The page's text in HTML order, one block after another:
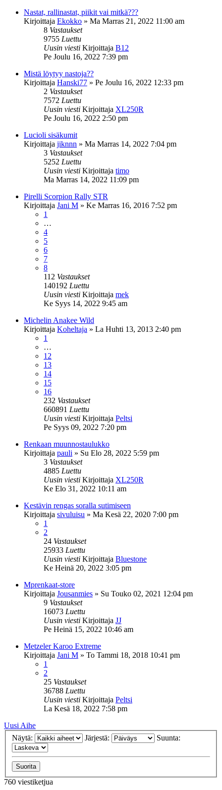
Nastat, rallinastat, piikit vai mitkä???
Kirjoittaja Ekokko » Ma Marras 21, 2022 11:00 am
8 Vastaukset
9755 Luettu
Uusin viesti Kirjoittaja B12
Pe Joulu 16, 2022 7:39 pm
Mistä löytyy nastoja??
Kirjoittaja Hanski77 » Pe Joulu 16, 2022 12:33 pm
2 Vastaukset
7572 Luettu
Uusin viesti Kirjoittaja XL250R
Pe Joulu 16, 2022 2:50 pm
Lucioli sisäkumit
Kirjoittaja jiknnn » Ma Marras 14, 2022 7:04 pm
3 Vastaukset
5252 Luettu
Uusin viesti Kirjoittaja timo
Ma Marras 14, 2022 11:09 pm
Pirelli Scorpion Rally STR
Kirjoittaja Jani M » Ke Marras 16, 2016 7:52 pm
1
…
4
5
6
7
8
112 Vastaukset
140192 Luettu
Uusin viesti Kirjoittaja mek
Ke Syys 14, 2022 9:45 am
Michelin Anakee Wild
Kirjoittaja Koheltaja » La Huhti 13, 2013 2:40 pm
1
…
12
13
14
15
16
232 Vastaukset
660891 Luettu
Uusin viesti Kirjoittaja Peltsi
Pe Syys 09, 2022 7:20 pm
Renkaan muunnostaulukko
Kirjoittaja pauli » Su Elo 28, 2022 5:59 pm
3 Vastaukset
4885 Luettu
Uusin viesti Kirjoittaja XL250R
Ke Elo 31, 2022 10:11 am
Kestävin rengas soralla sutimiseen
Kirjoittaja sivuluisu » Ma Kesä 22, 2020 7:00 pm
1
2
24 Vastaukset
25933 Luettu
Uusin viesti Kirjoittaja Bluestone
Ke Heinä 20, 2022 3:05 pm
Mprenkaat-store
Kirjoittaja Jousanmies » Su Touko 02, 2021 12:04 pm
9 Vastaukset
16073 Luettu
Uusin viesti Kirjoittaja JJ
Pe Heinä 15, 2022 10:46 am
Metzeler Karoo Extreme
Kirjoittaja Jani M » To Tammi 18, 2018 10:41 pm
1
2
25 Vastaukset
36788 Luettu
Uusin viesti Kirjoittaja Peltsi
La Kesä 18, 2022 7:58 pm
Uusi Aihe
Näytä:
Järjestä: Suunta:
760 viestiketjua